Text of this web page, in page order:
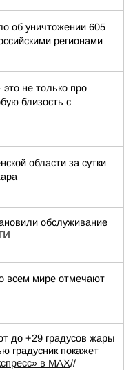
об уничтожении 605
регионами
не только про
близость с
области за сутки
обслуживание
всем мире отмечают
до +29 градусов жары
градусник покажет
в MAX//